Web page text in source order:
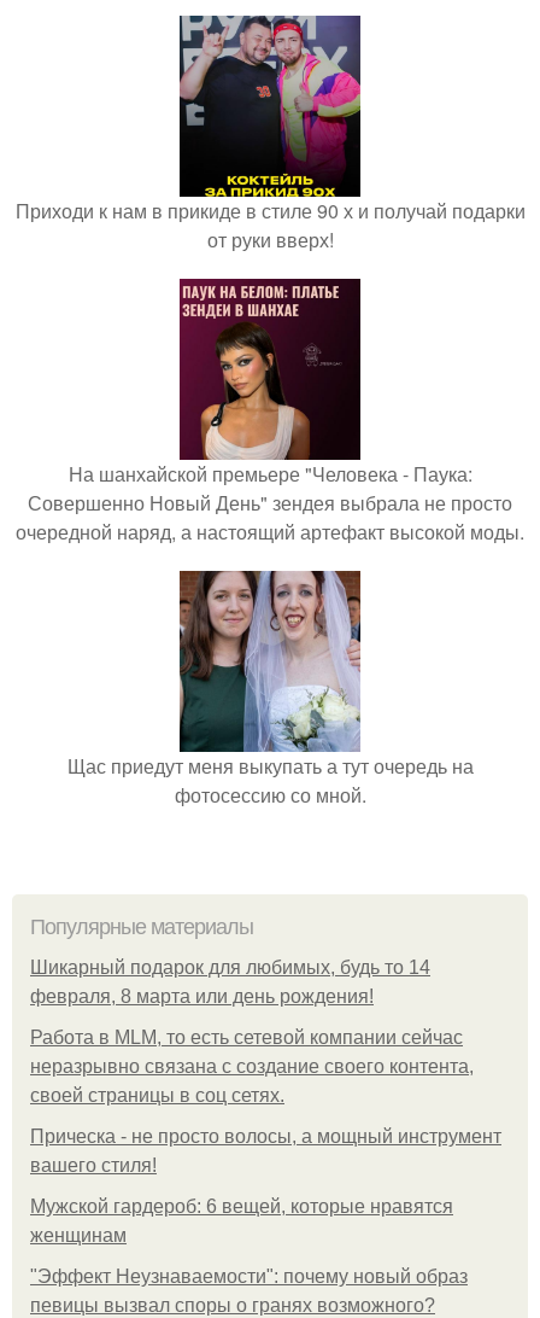
Приходи к нам в прикиде в стиле 90 х и получай подарки
от руки вверх!
На шанхайской премьере "Человека - Паука:
Совершенно Новый День" зендея выбрала не просто
очередной наряд, а настоящий артефакт высокой моды.
Щас приедут меня выкупать а тут очередь на
фотосессию со мной.
Популярные материалы
Шикарный подарок для любимых, будь то 14
февраля, 8 марта или день рождения!
Работа в MLM, то есть сетевой компании сейчас
неразрывно связана с создание своего контента,
своей страницы в соц сетях.
Прическа - не просто волосы, а мощный инструмент
вашего стиля!
Мужской гардероб: 6 вещей, которые нравятся
женщинам
"Эффект Неузнаваемости": почему новый образ
певицы вызвал споры о гранях возможного?